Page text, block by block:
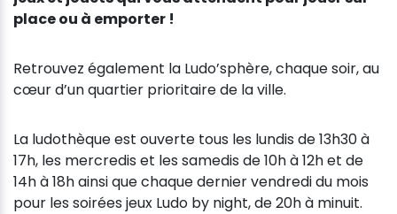
place ou à emporter !
Retrouvez également la Ludo’sphère, chaque soir, au
cœur d’un quartier prioritaire de la ville.
La ludothèque est ouverte tous les lundis de 13h30 à
17h, les mercredis et les samedis de 10h à 12h et de
14h à 18h ainsi que chaque dernier vendredi du mois
pour les soirées jeux Ludo by night, de 20h à minuit.